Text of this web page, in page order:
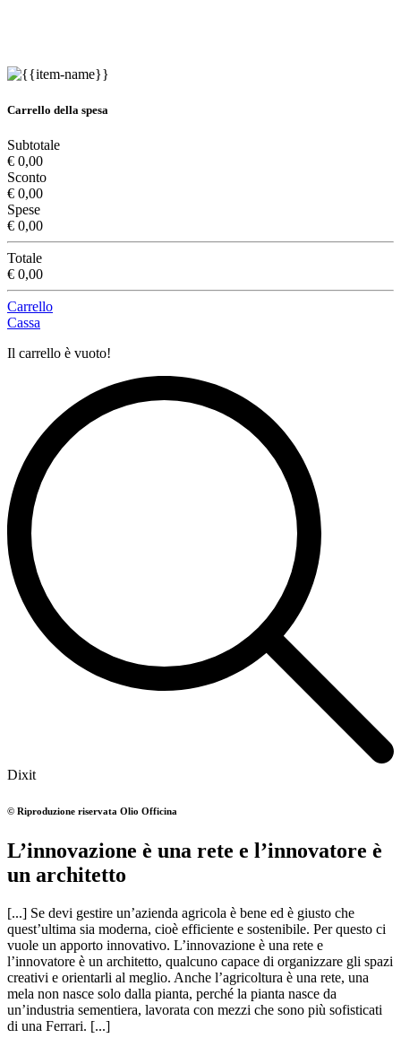
Carrello della spesa
Subtotale
€ 0,00
Sconto
€ 0,00
Spese
€ 0,00
Totale
€ 0,00
Carrello
Cassa
Il carrello è vuoto!
Dixit
© Riproduzione riservata Olio Officina
L’innovazione è una rete e l’innovatore è
un architetto
[...] Se devi gestire un’azienda agricola è bene ed è giusto che
quest’ultima sia moderna, cioè efficiente e sostenibile. Per questo ci
vuole un apporto innovativo. L’innovazione è una rete e
l’innovatore è un architetto, qualcuno capace di organizzare gli spazi
creativi e orientarli al meglio. Anche l’agricoltura è una rete, una
mela non nasce solo dalla pianta, perché la pianta nasce da
un’industria sementiera, lavorata con mezzi che sono più sofisticati
di una Ferrari. [...]